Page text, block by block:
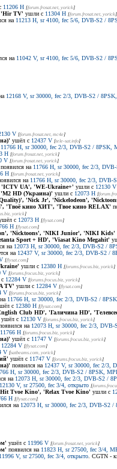
11206 H [forum.frosat.net, yorick]
'Hir TV' ушли с 11304 H [forum.frosat.net, yorick]
на 11213 H, sr 4100, fec 5/6, DVB-S2 /
на 11042 V, sr 4100, fec 5/6, DVB-S2 /
12168 V, sr 30000, fec 2/3, DVB-S2 /
V [forum.frosat.net, mc4e ]
ушёл с 12437 V [tele-sat.info]
11766 H, sr 30000, fec 2/3, DVB-S2 / 8PSK,
H [forum.frosat.net, yorick]
V [forum.frosat.net, yorick]
появился на 11766 H, sr 30000, fec 2/3,
H [forum.frosat.net, yorick]
на 11766 H, sr 30000, fec 2/3, DVB-
UA', 'WE-Ukraine+' ушли с 12130 V
HD (Украина)' ушли с 12073 H [
'Nick Jr', 'Nickelodeon',
'Твоё кино ХИТ', 'Твое кино RELAX'
, yorick]
с 12073 H [flysat.com]
H [flysat.com]
'Nicktoons', 'NIKI Junior', 'NIKI Kids'
Sport + HD', 'Viasat Kino Megahit'
на 12073 H, sr 30000, fec 2/3, DVB-S2 /
на 12437 V, sr 30000, fec 2/3, DVB-S2 /
[flysat.com]
ушли с 12380 H [forums.frocus.biz, yorick]
V [forums.frocus.biz, yorick]
12284 V [forums.frocus.biz, yorick]
TV' ушли с 12284 V [flysat.com]
V [forums.frocus.biz, yorick]
11766 H, sr 30000, fec 2/3, DVB-S2 /
с 12380 H [flysat.com]
Club HD', 'Галичина HD',
ушёл с 12130 V [forums.frocus.biz, yorick]
на 12073 H, sr 30000, fec 2/3,
11766 H [forums.frocus.biz, yorick]
ушёл с 11747 V [forums.frocus.biz, yorick]
12284 V [flysat.com]
V [satbeams.com, yorick]
ушёл с 11747 V [forums.frocus.biz, yorick]
появился на 12437 V, sr 30000, fec 2/3,
H, sr 30000, fec 2/3, DVB-S2 / 8PSK,
на 12073 H, sr 30000, fec 2/3, DVB-S2 /
12130 V, sr 27500, fec 3/4, открыто [
Tvoe Kino', 'Relax Tvoe Kino' ушли с
H [flysat.com]
на 12073 H, sr 30000, fec 2/3, DVB-S2
ушёл с 11996 V [forum.frosat.net, yorick]
появился на 11823 H, sr 27500, fec 3/4,
11996 V, sr 27500, fec 3/4, открыто . CGTN -